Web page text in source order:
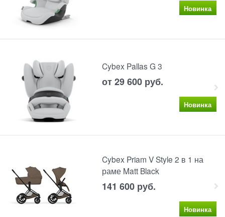
Новинка
Cybex Pallas G 3
от29 600 руб.
Новинка
Cybex Priam V Style 2 в 1 на
раме Matt Black
141 600 руб.
Новинка